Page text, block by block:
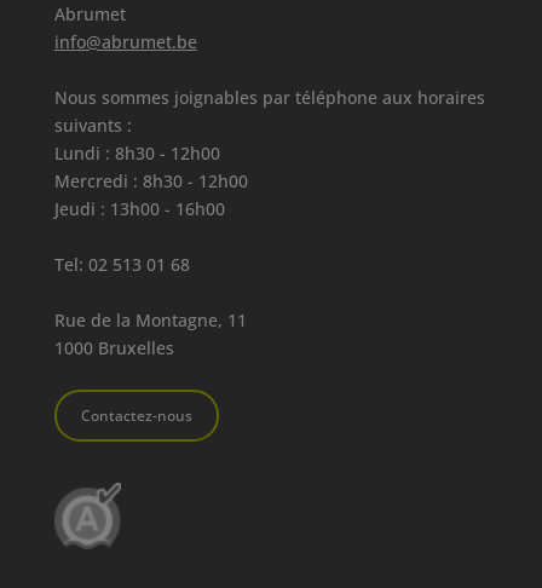
Abrumet
info@abrumet.be
Nous sommes joignables par téléphone aux horaires
suivants :
Lundi : 8h30 - 12h00
Mercredi : 8h30 - 12h00
Jeudi : 13h00 - 16h00
Tel: 02 513 01 68
Rue de la Montagne, 11
1000 Bruxelles
Contactez-nous